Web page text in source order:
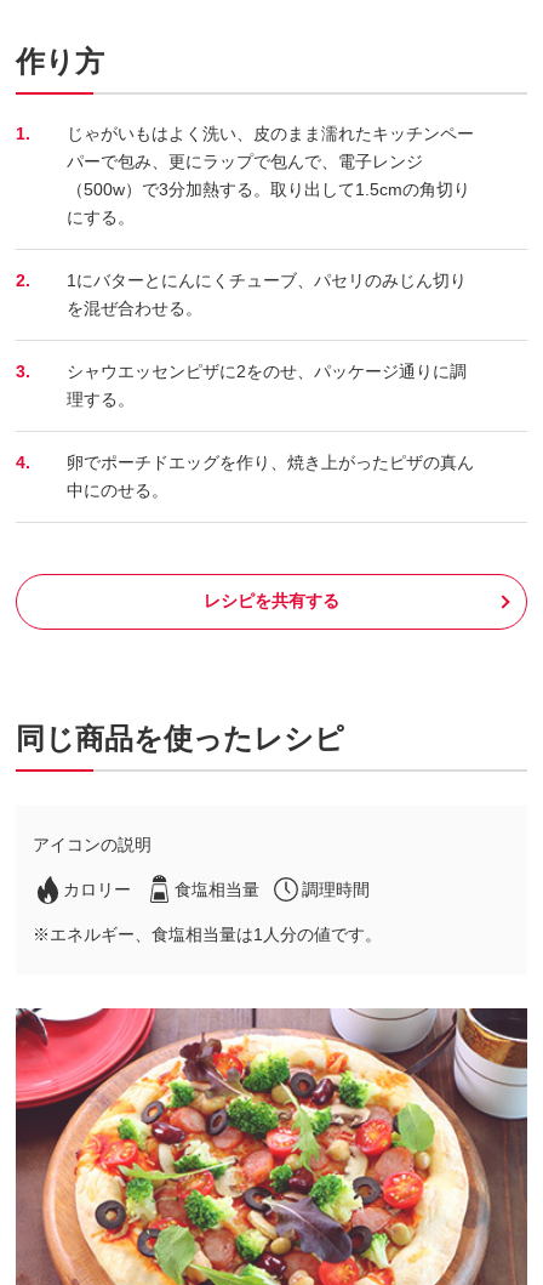
作り方
1.
じゃがいもはよく洗い、皮のまま濡れたキッチンペー
パーで包み、更にラップで包んで、電子レンジ
（500w）で3分加熱する。取り出して1.5cmの角切り
にする。
2.
1にバターとにんにくチューブ、パセリのみじん切り
を混ぜ合わせる。
3.
シャウエッセンピザに2をのせ、パッケージ通りに調
理する。
4.
卵でポーチドエッグを作り、焼き上がったピザの真ん
中にのせる。
レシピを共有する
同じ商品を使ったレシピ
アイコンの説明
カロリー 食塩相当量 調理時間
※エネルギー、食塩相当量は1人分の値です。